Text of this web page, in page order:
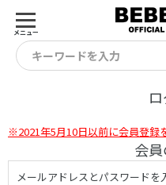
メニュー
キーワードを入力
※2021年5月10日以前に会員登録
会
メールアドレスとパスワードを